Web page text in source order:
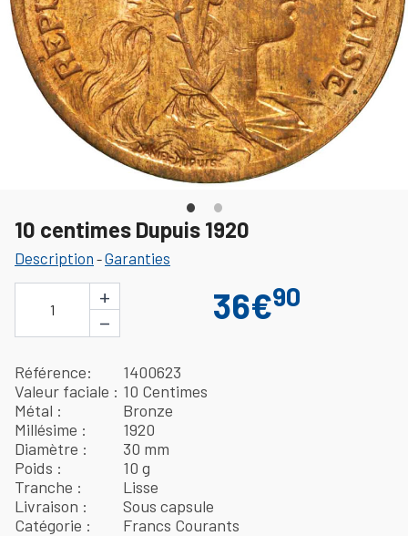
10 centimes Dupuis 1920
Description -Garanties
1
+
−
36€90
Référence
1400623
Valeur faciale
10 Centimes
Métal
Bronze
Millésime
1920
Diamètre
30 mm
Poids
10 g
Tranche
Lisse
Livraison
Sous capsule
Catégorie
Francs Courants